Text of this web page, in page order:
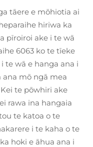
tāere e mōhiotia ai
hiriwa ka
pīroiroi ake i te wā
6063 ko te tīeke
te wā e hanga ana i
ana mō ngā mea
te pōwhiri ake
rawa ina hangaia
te katoa o te
i te kaha o te
hoki e āhua ana i